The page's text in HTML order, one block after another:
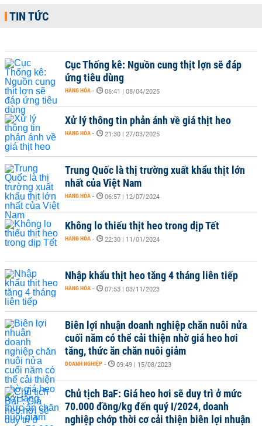
TIN TỨC
Cục Thống kê: Nguồn cung thịt lợn sẽ đáp
ứng tiêu dùng
HÀNG HÓA - 06:41 | 08/04/2025
Xử lý thông tin phản ánh về giá thịt heo
HÀNG HÓA - 21:30 | 27/03/2025
Trung Quốc là thị trường xuất khẩu thịt lớn
nhất của Việt Nam
HÀNG HÓA - 06:57 | 12/07/2024
Không lo thiếu thịt heo trong dịp Tết
HÀNG HÓA - 22:30 | 11/01/2024
Nhập khẩu thịt heo tăng 4 tháng liên tiếp
HÀNG HÓA - 07:53 | 03/11/2023
Biên lợi nhuận doanh nghiệp chăn nuôi nửa
cuối năm có thể cải thiện nhờ giá heo hơi
tăng, thức ăn chăn nuôi giảm
DOANH NGHIỆP - 09:49 | 15/08/2023
Chủ tịch BaF: Giá heo hơi sẽ duy trì ở mức
70.000 đồng/kg đến quý I/2024, doanh
nghiệp chớp thời cơ cải thiện biên lợi nhuận